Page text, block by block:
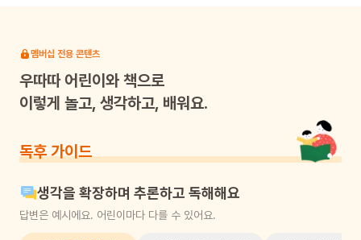
유아에게 정서적 안정감을 줄 거예요. 이 책을 통해 유아들이
세상을 탐구하고 배우는 과정에서 자신감과 용기를 갖게 되기를
기대해요. "나도, 나도!"라고 외치며 무엇이든 열심히 시도하고
즐겁게 웃는 씩씩한 아이로 자라나길 응원하는 그림책이에요.
멤버십 전용 콘텐츠
우따따어린이와 책으로
이렇게 놀고, 생각하고, 배워요.
독후 가이드
생각을 확장하며 추론하고 독해해요
답변은 예시에요. 어린이마다 다를 수 있어요.